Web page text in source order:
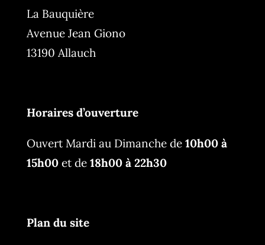
La Bauquière
Avenue Jean Giono
13190 Allauch
Horaires d’ouverture
Ouvert Mardi au Dimanche de10h00 à
15h00 et de18h00 à 22h30
Plan du site